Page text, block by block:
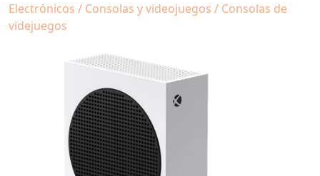
Electrónicos / Consolas y videojuegos / Consolas de
videjuegos